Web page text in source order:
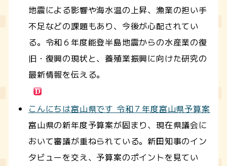
地震による影響や海水温の上昇、漁業の担い手
不足などの課題もあり、今後が心配されてい
る。令和６年度能登半島地震からの水産業の復
旧・復興の現状と、養殖業振興に向けた研究の
最新情報を伝える。
こんにちは富山県です 令和７年度富山県予算案
富山県の新年度予算案が固まり、現在県議会に
おいて審議が重ねられている。新田知事のイン
タビューを交え、予算案のポイントを見てい